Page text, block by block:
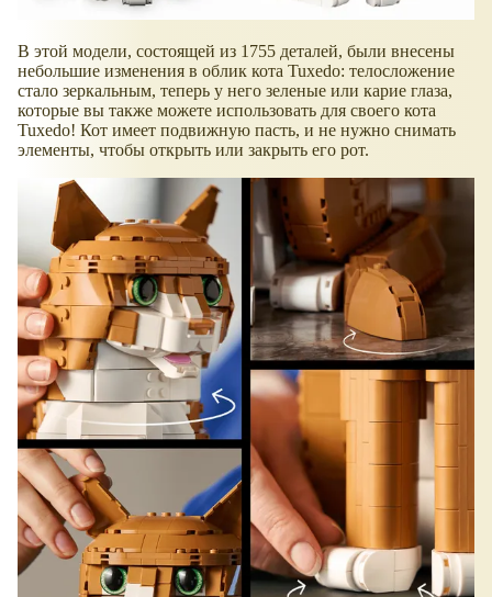
В этой модели, состоящей из 1755 деталей, были внесены
небольшие изменения в облик кота Tuxedo: телосложение
стало зеркальным, теперь у него зеленые или карие глаза,
которые вы также можете использовать для своего кота
Tuxedo! Кот имеет подвижную пасть, и не нужно снимать
элементы, чтобы открыть или закрыть его рот.